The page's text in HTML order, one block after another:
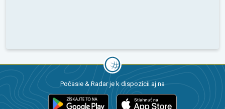
Počasie & Radar je k dispozícii aj na